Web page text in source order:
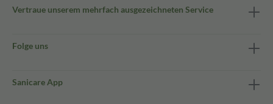
Vertraue unserem mehrfach ausgezeichneten Service
Folge uns
Sanicare App